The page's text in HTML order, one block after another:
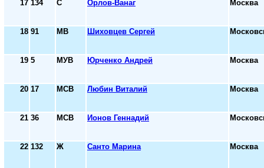
17 134 С Орлов-Ванаг Москва
18 91 МВ Шиховцев Сергей
19 5 МУВ Юрченко Андрей Москва
20 17 МСВ Любин Виталий Москва
21 36 МСВ Ионов Геннадий
22 132 Ж Санто Марина Москва